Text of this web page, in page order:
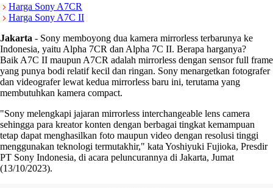
Harga Sony A7CR
Harga Sony A7C II
Jakarta - Sony memboyong dua kamera mirrorless terbarunya ke
Indonesia, yaitu Alpha 7CR dan Alpha 7C II. Berapa harganya?
Baik A7C II maupun A7CR adalah mirrorless dengan sensor full frame
yang punya bodi relatif kecil dan ringan. Sony menargetkan fotografer
dan videografer lewat kedua mirrorless baru ini, terutama yang
membutuhkan kamera compact.
"Sony melengkapi jajaran mirrorless interchangeable lens camera
sehingga para kreator konten dengan berbagai tingkat kemampuan
tetap dapat menghasilkan foto maupun video dengan resolusi tinggi
menggunakan teknologi termutakhir," kata Yoshiyuki Fujioka, Presdir
PT Sony Indonesia, di acara peluncurannya di Jakarta, Jumat
(13/10/2023).